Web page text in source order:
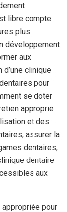
libre compte
plus
développement
aux
clinique
pour
se doter
approprié
et des
assurer la
dentaires,
dentaire
aux
pour